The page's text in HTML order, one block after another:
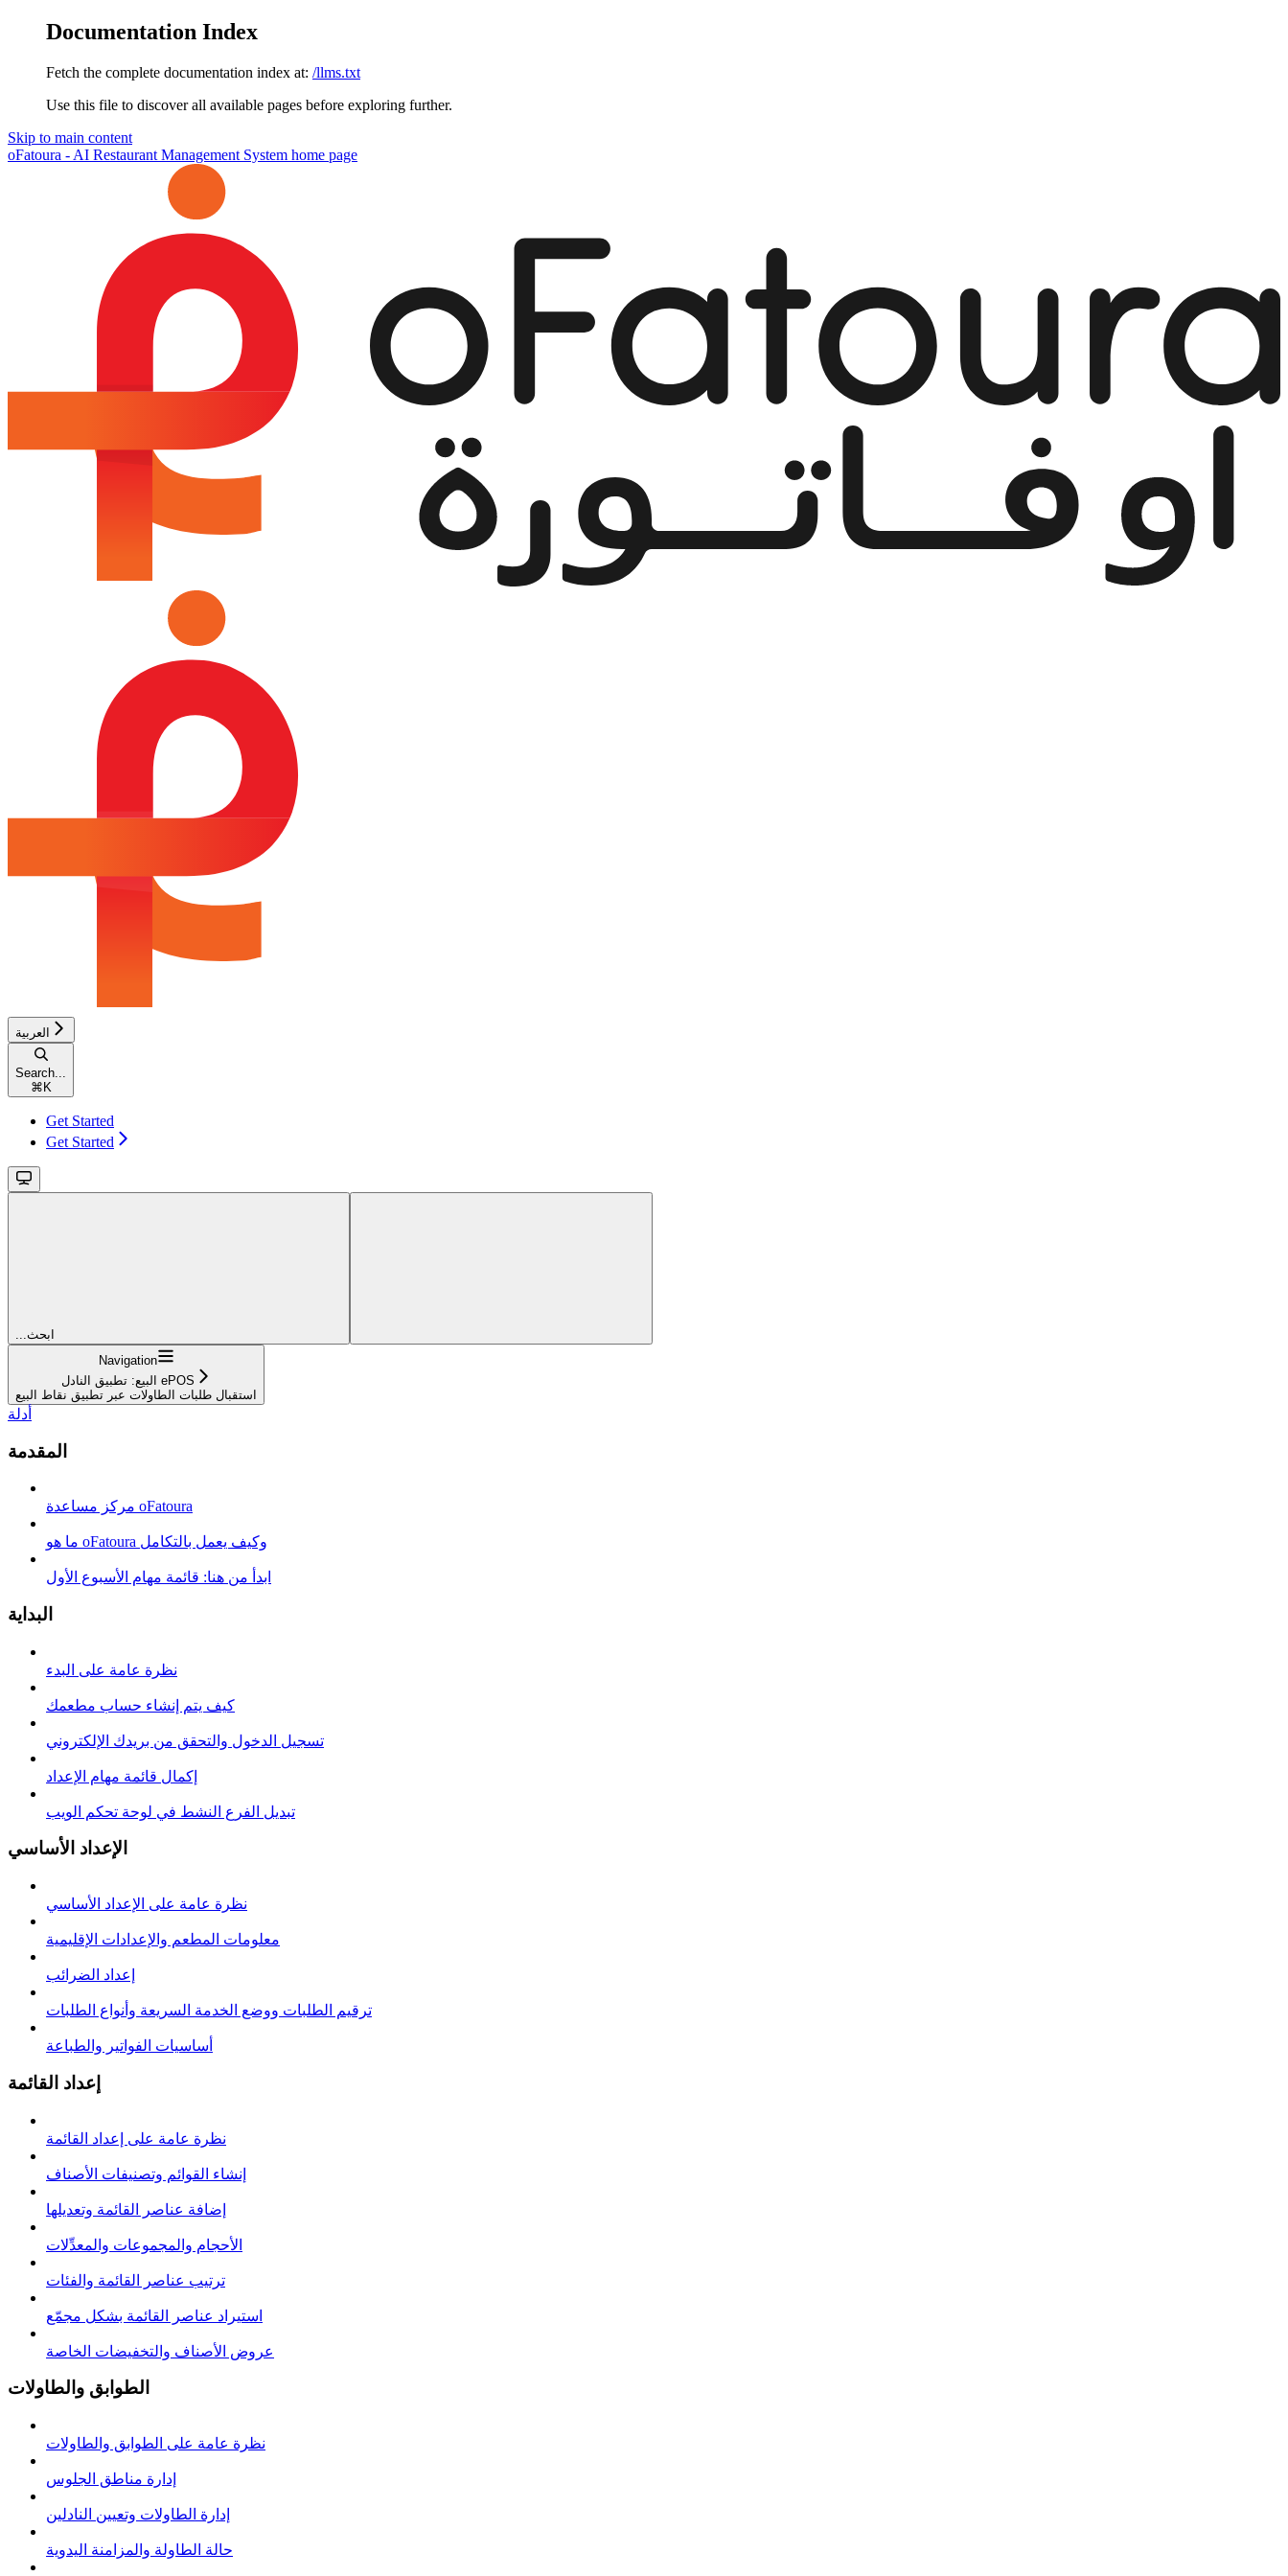
Documentation Index
Fetch the complete documentation index at: /llms.txt
Use this file to discover all available pages before exploring further.
Skip to main content
oFatoura - AI Restaurant Management System home page
العربية
Search...
⌘ K
Get Started
Get Started
...ابحث
Navigation
البيع: تطبيق النادل ePOS
استقبال طلبات الطاولات عبر تطبيق نقاط البيع
أدلة
المقدمة
مركز مساعدة oFatoura
ما هو oFatoura وكيف يعمل بالتكامل
ابدأ من هنا: قائمة مهام الأسبوع الأول
البداية
نظرة عامة على البدء
كيف يتم إنشاء حساب مطعمك
تسجيل الدخول والتحقق من بريدك الإلكتروني
إكمال قائمة مهام الإعداد
تبديل الفرع النشط في لوحة تحكم الويب
الإعداد الأساسي
نظرة عامة على الإعداد الأساسي
معلومات المطعم والإعدادات الإقليمية
إعداد الضرائب
ترقيم الطلبات ووضع الخدمة السريعة وأنواع الطلبات
أساسيات الفواتير والطباعة
إعداد القائمة
نظرة عامة على إعداد القائمة
إنشاء القوائم وتصنيفات الأصناف
إضافة عناصر القائمة وتعديلها
الأحجام والمجموعات والمعدِّلات
ترتيب عناصر القائمة والفئات
استيراد عناصر القائمة بشكل مجمّع
عروض الأصناف والتخفيضات الخاصة
الطوابق والطاولات
نظرة عامة على الطوابق والطاولات
إدارة مناطق الجلوس
إدارة الطاولات وتعيين النادلين
حالة الطاولة والمزامنة اليدوية